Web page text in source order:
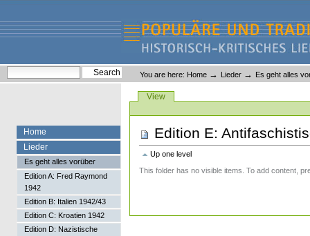
content.
navigation
Liederlexikon
Personal
tools
You are here: Home → Lieder → Es geht alles
ViewsView
Edition E:
Up one level
This folder has no visible items. To add content,
Home
Lieder
Es geht alles vorüber
Edition A: Fred Raymond
1942
Edition B: Italien 1942/43
Edition C: Kroatien 1942
Edition D: Nazistische